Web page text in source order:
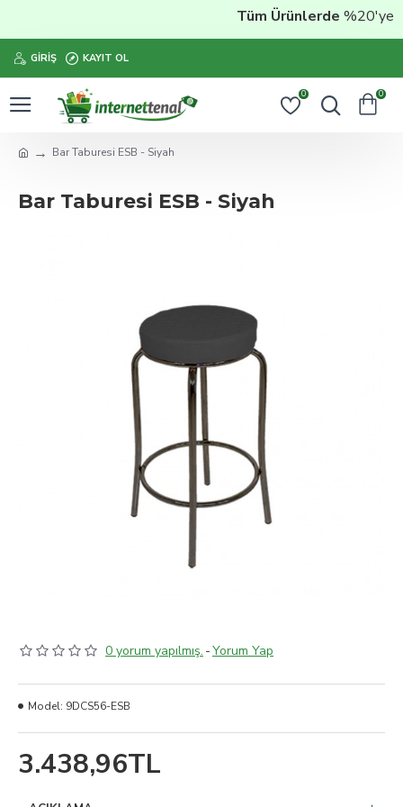
Tüm Ürünlerde%20'ye
GIRIŞ KAYIT OL
0 0
Bar Taburesi ESB - Siyah
Bar Taburesi ESB - Siyah
0 yorum yapılmış. -Yorum Yap
3.438,96TL
Model: 9DCS56-ESB